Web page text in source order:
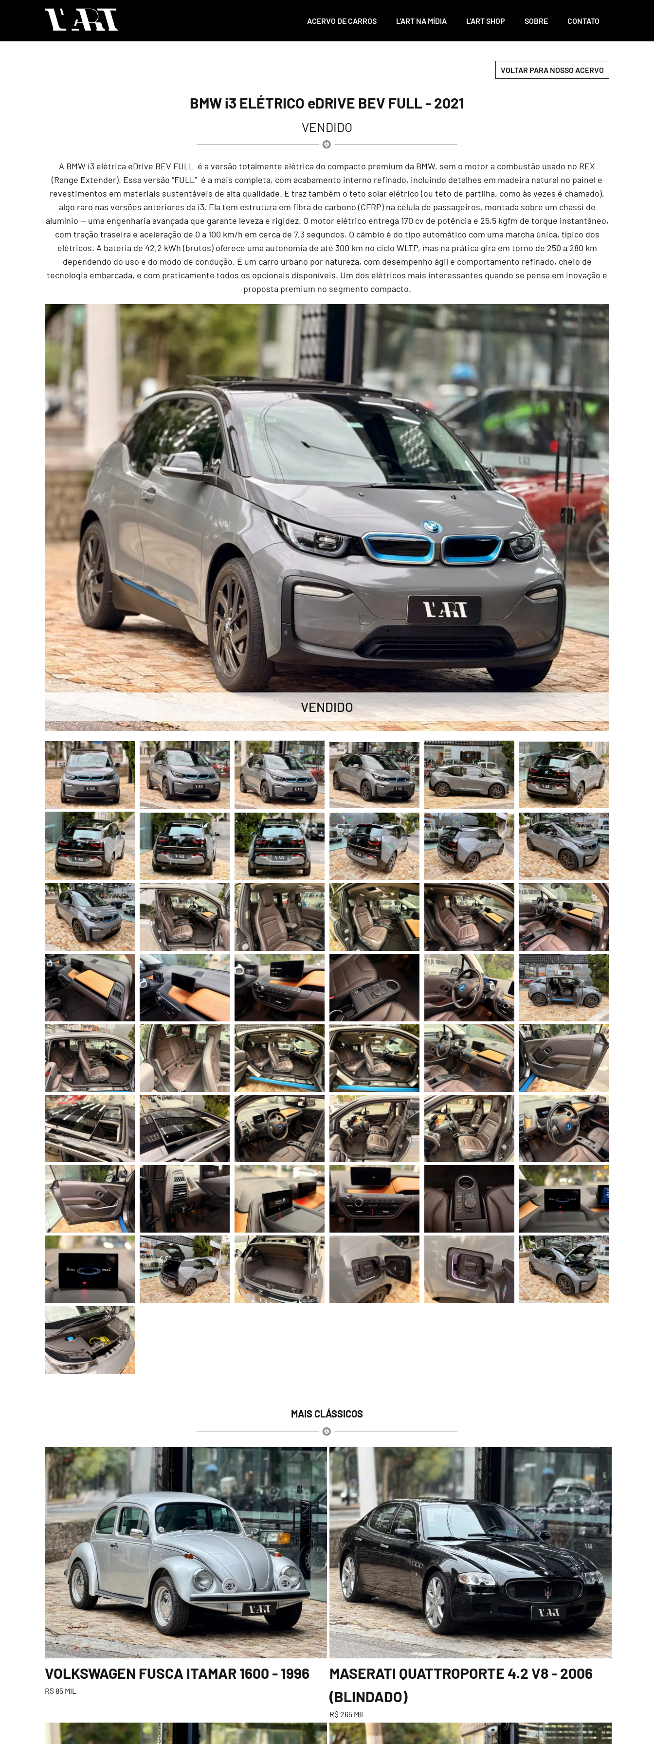
ACERVO DE CARROS L'ART NA MÍDIA L'ART SHOP SOBRE CONTATO
VOLTAR PARA NOSSO ACERVO
BMW i3 ELÉTRICO eDRIVE BEV FULL - 2021
VENDIDO
A BMW i3 elétrica eDrive BEV FULL é a versão totalmente elétrica do compacto premium da BMW, sem o motor a combustão usado no REX
(Range Extender). Essa versão “FULL” é a mais completa, com acabamento interno refinado, incluindo detalhes em madeira natural no painel e
revestimentos em materiais sustentáveis de alta qualidade. E traz também o teto solar elétrico (ou teto de partilha, como às vezes é chamado),
algo raro nas versões anteriores da i3. Ela tem estrutura em fibra de carbono (CFRP) na célula de passageiros, montada sobre um chassi de
alumínio — uma engenharia avançada que garante leveza e rigidez. O motor elétrico entrega 170 cv de potência e 25,5 kgfm de torque instantâneo,
com tração traseira e aceleração de 0 a 100 km/h em cerca de 7,3 segundos. O câmbio é do tipo automático com uma marcha única, típico dos
elétricos. A bateria de 42,2 kWh (brutos) oferece uma autonomia de até 300 km no ciclo WLTP, mas na prática gira em torno de 250 a 280 km
dependendo do uso e do modo de condução. É um carro urbano por natureza, com desempenho ágil e comportamento refinado, cheio de
tecnologia embarcada, e com praticamente todos os opcionais disponíveis. Um dos elétricos mais interessantes quando se pensa em inovação e
proposta premium no segmento compacto.
VENDIDO
MAIS CLÁSSICOS
VOLKSWAGEN FUSCA ITAMAR 1600 - 1996
R$ 85 MIL
MASERATI QUATTROPORTE 4.2 V8 - 2006
(BLINDADO)
R$ 265 MIL